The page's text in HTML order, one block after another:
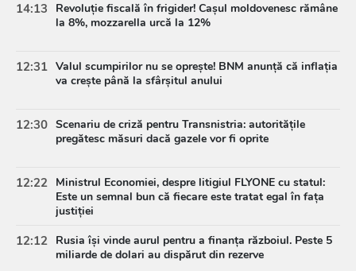
14:13
Revoluție fiscală în frigider! Cașul moldovenesc rămâne
la 8%, mozzarella urcă la 12%
12:31 Valul scumpirilor nu se oprește! BNM anunță că inflația
va crește până la sfârșitul anului
12:30 Scenariu de criză pentru Transnistria: autoritățile
pregătesc măsuri dacă gazele vor fi oprite
12:22 Ministrul Economiei, despre litigiul FLYONE cu statul:
Este un semnal bun că fiecare este tratat egal în fața
justiției
12:12 Rusia își vinde aurul pentru a finanța războiul. Peste 5
miliarde de dolari au dispărut din rezerve